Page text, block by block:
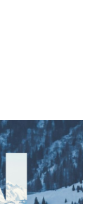
LinkedIn!